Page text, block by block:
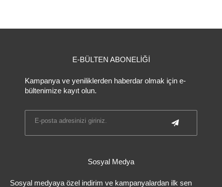
E-BÜLTEN ABONELİĞİ
Kampanya ve yeniliklerden haberdar olmak için e-
bültenimize kayıt olun.
Sosyal Medya
Sosyal medyaya özel indirim ve kampanyalardan ilk sen